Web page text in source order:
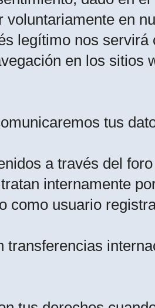
voluntariamente en
legítimo nos servirá
en los sitios
tus
a través del
internamente
como usuario
transferencias